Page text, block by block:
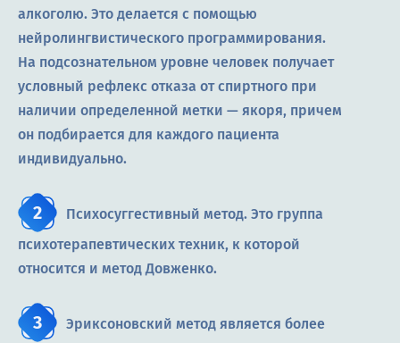
алкоголю. Это делается с помощью
нейролингвистического программирования.
На подсознательном уровне человек получает
условный рефлекс отказа от спиртного при
наличии определенной метки — якоря, причем
он подбирается для каждого пациента
индивидуально.
Психосуггестивный метод. Это группа
психотерапевтических техник, к которой
относится и метод Довженко.
Эриксоновский метод является более